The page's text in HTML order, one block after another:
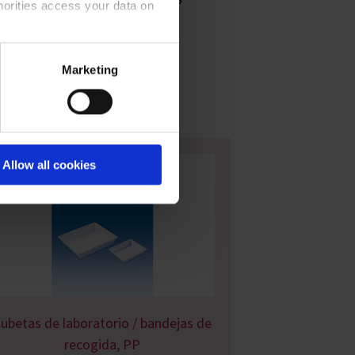
access your data on
statement
Marketing
Allow all cookies
de laboratorio / bandejas de
recogida, PP